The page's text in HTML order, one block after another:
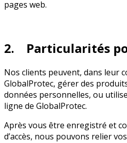
pages web.
2. Particularités
Nos clients peuvent, dans leur
GlobalProtec, gérer des
données personnelles, ou
ligne de GlobalProtec.
Après vous être enregistré et
d’accès, nous pouvons relier